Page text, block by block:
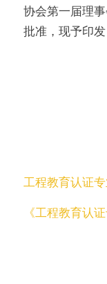
协会第一届理
批准，现予印
工程教育认证
《工程教育认